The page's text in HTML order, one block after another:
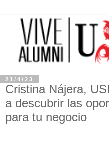
21/4/23
Cristina Nájera,
a descubrir las
para tu negocio